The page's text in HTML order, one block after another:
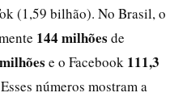
(1,59 bilhão). No Brasil, o
144 milhões de
e o Facebook 111,3
números mostram a